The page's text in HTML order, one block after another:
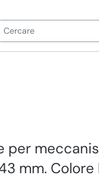
per
mm.